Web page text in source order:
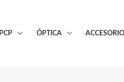
PCP ÓPTICA